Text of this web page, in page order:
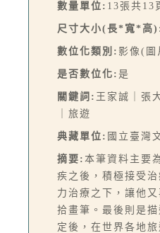
數量單位: 13張共13
尺寸大小(長*寬*高
數位化類別: 影像(圖
是否數位化: 是
關鍵詞: 王家誠｜張
｜旅遊
典藏單位: 國立臺灣
摘要: 本筆資料主要
疾之後，積極接受
力治療之下，讓他
拾畫筆。最後則是
定後，在世界各地